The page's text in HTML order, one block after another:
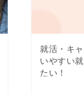
就活・キ
いやすい
たい！